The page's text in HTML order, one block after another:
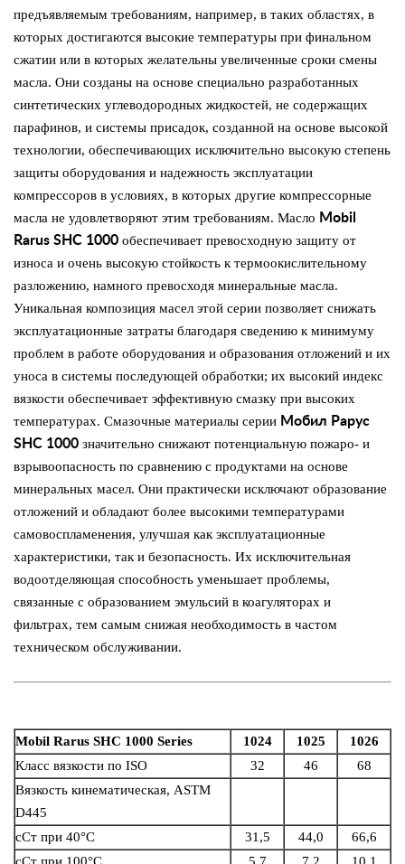
предъявляемым требованиям, например, в таких областях, в
которых достигаются высокие температуры при финальном
сжатии или в которых желательны увеличенные сроки смены
масла. Они созданы на основе специально разработанных
синтетических углеводородных жидкостей, не содержащих
парафинов, и системы присадок, созданной на основе высокой
технологии, обеспечивающих исключительно высокую степень
защиты оборудования и надежность эксплуатации
компрессоров в условиях, в которых другие компрессорные
масла не удовлетворяют этим требованиям. Масло Mobil
Rarus SHC 1000 обеспечивает превосходную защиту от
износа и очень высокую стойкость к термоокислительному
разложению, намного превосходя минеральные масла.
Уникальная композиция масел этой серии позволяет снижать
эксплуатационные затраты благодаря сведению к минимуму
проблем в работе оборудования и образования отложений и их
уноса в системы последующей обработки; их высокий индекс
вязкости обеспечивает эффективную смазку при высоких
температурах. Смазочные материалы серии Мобил Рарус
SHC 1000 значительно снижают потенциальную пожаро- и
взрывоопасность по сравнению с продуктами на основе
минеральных масел. Они практически исключают образование
отложений и обладают более высокими температурами
самовоспламенения, улучшая как эксплуатационные
характеристики, так и безопасность. Их исключительная
водоотделяющая способность уменьшает проблемы,
связанные с образованием эмульсий в коагуляторах и
фильтрах, тем самым снижая необходимость в частом
техническом обслуживании.
Mobil Rarus SHC 1000 Series 1024 1025
1026
Класс вязкости по ISO
32 46
68
Вязкость кинематическая, ASTM
D445
сСт при 40°C
31,5 44,0
66,6
сСт при 100°C
5,7 7,2
10,1